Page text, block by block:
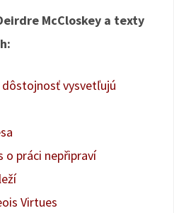
McCloskey a texty
dôstojnosť vysvetľujú
o práci nepřipraví
Virtues